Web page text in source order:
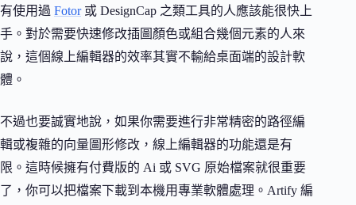
有使用過 Fotor或 DesignCap 之類工具的人應該能很快上
手。對於需要快速修改插圖顏色或組合幾個元素的人來
說，這個線上編輯器的效率其實不輸給桌面端的設計軟
體。
不過也要誠實地說，如果你需要進行非常精密的路徑編
輯或複雜的向量圖形修改，線上編輯器的功能還是有
限。這時候擁有付費版的 Ai 或 SVG 原始檔案就很重要
了，你可以把檔案下載到本機用專業軟體處理。Artify 編